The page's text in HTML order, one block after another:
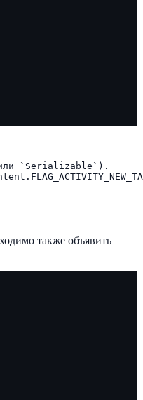
`Serializable`).
также объявить